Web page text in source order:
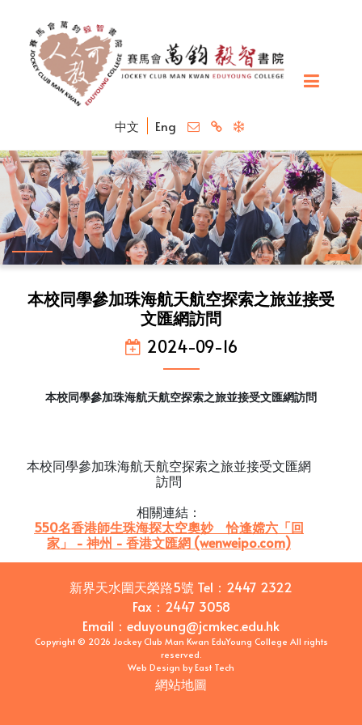
中文 Eng
本校同學參加珠海航天航空探索之旅並接受
文匯網訪問
2024-09-16
本校同學參加珠海航天航空探索之旅並接受文匯網訪問
本校同學參加珠海航天航空探索之旅並接受文匯網
訪問
相關連結：
550名香港師生珠海探太空奧妙 恰逢嫦六「回
家」 - 神州 - 香港文匯網 (wenweipo.com)
新界天水圍天榮路5號 Tel： 2447 2322
Fax： 2447 3058
Email ： eduyoung@jcmkec.edu.hk
Copyright © 2026 Jockey Club Man Kwan EduYoung College All rights
reserved.
Web Design byEast Tech
網站地圖